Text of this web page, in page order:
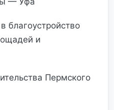
благоустройство
и
Пермского